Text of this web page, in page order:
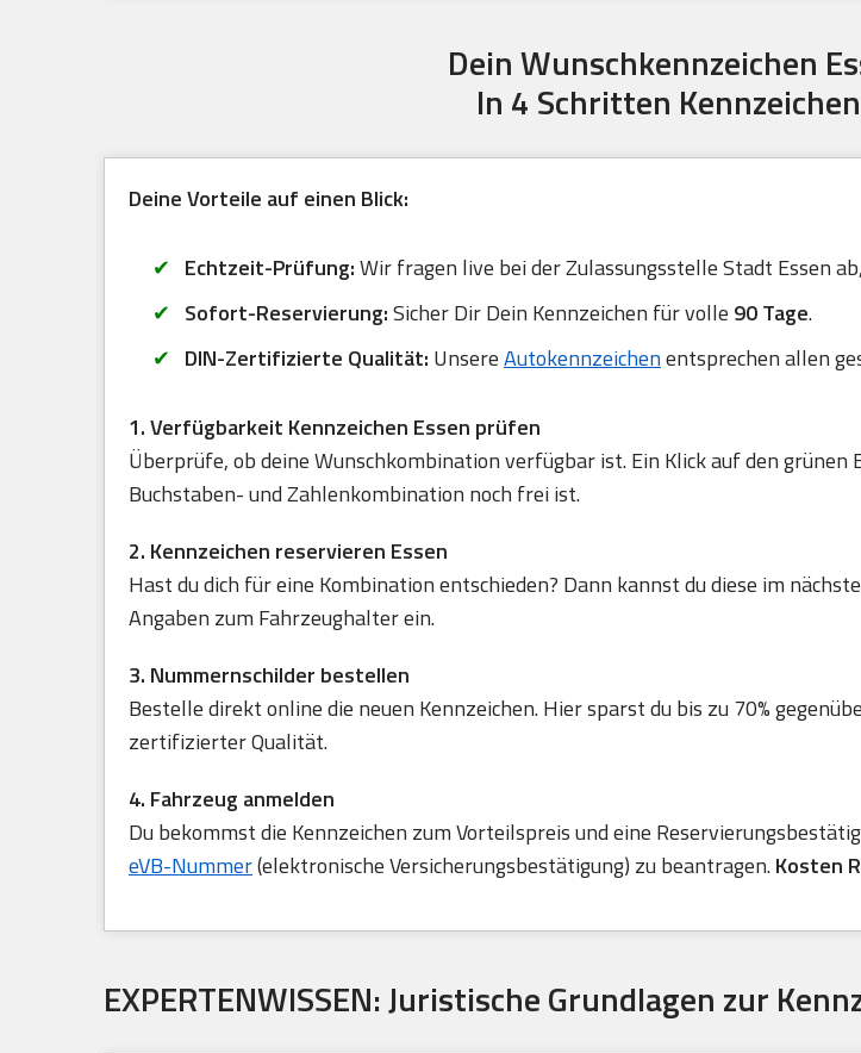
Dein Wunschkennzeichen
In 4 Schritten
Deine Vorteile auf einen Blick:
Echtzeit-Prüfung:Wir fragen live bei der Zulassungsstelle Stadt Essen
Sofort-Reservierung:Sicher Dir Dein Kennzeichen für volle 90 Tage.
DIN-Zertifizierte Qualität: UnsereAutokennzeichenentsprechen allen
1. Verfügbarkeit Kennzeichen Essen prüfen
Überprüfe, ob deine Wunschkombination verfügbar ist. Ein Klick auf den
Buchstaben- und Zahlenkombination noch frei ist.
2. Kennzeichen reservieren Essen
Hast du dich für eine Kombination entschieden? Dann kannst du diese im
Angaben zum Fahrzeughalter ein.
3. Nummernschilder bestellen
Bestelle direkt online die neuen Kennzeichen. Hier sparst du bis zu 70%
zertifizierter Qualität.
4. Fahrzeug anmelden
Du bekommst die Kennzeichen zum Vorteilspreis und eine
eVB-Nummer(elektronische Versicherungsbestätigung) zu beantragen.Kosten
EXPERTENWISSEN: Juristische Grundlagen zur